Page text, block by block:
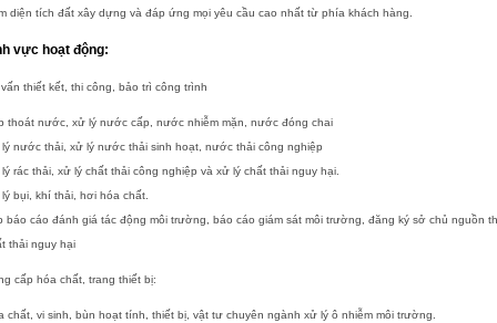
diện tích đất xây dựng và đáp ứng mọi yêu cầu cao nhất từ phía khách hàng.
vực hoạt động:
thiết kết, thi công, bảo trì công trình
thoát nước, xử lý nước cấp, nước nhiễm mặn, nước đóng chai
nước thải, xử lý nước thải sinh hoạt, nước thải công nghiệp
rác thải, xử lý chất thải công nghiệp và xử lý chất thải nguy hại.
bụi, khí thải, hơi hóa chất.
báo cáo đánh giá tác động môi trường, báo cáo giám sát môi trường, đăng ký sở chủ nguồn
thải nguy hại
cấp hóa chất, trang thiết bị:
chất, vi sinh, bùn hoạt tính, thiết bị, vật tư chuyên ngành xử lý ô nhiễm môi trường.